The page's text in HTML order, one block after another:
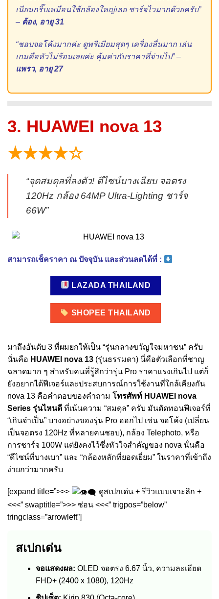
เนียนกริ๊บเหมือนใช้กล้องใหญ่เลย ชาร์จไวมากด้วยครับ”
– ต้อง, อายุ 31
“ชอบจอโค้งมากค่ะ ดูพรีเมียมสุดๆ เครื่องลื่นมาก เล่น
เกมคือหัวไม่ร้อนเลยค่ะ คุ้มค่ากับราคาที่จ่ายไป” –
แพรว, อายุ 27
3. HUAWEI nova 13
★★★★☆
“จุดสมดุลที่ลงตัว! ดีไซน์บางเฉียบ จอตรง
120Hz กล้อง 64MP Ultra-Lighting ชาร์จ
66W”
สามารถเช็คราคา ณ ปัจจุบัน และส่วนลดได้ที่ :
LAZADA THAILAND
SHOPEE THAILAND
มาถึงอันดับ 3 ที่ผมยกให้เป็น “รุ่นกลางขวัญใจมหาชน” ครับ
นั่นคือ HUAWEI nova 13 (รุ่นธรรมดา) นี่คือตัวเลือกที่ชาญ
ฉลาดมาก ๆ สำหรับคนที่รู้สึกว่ารุ่น Pro ราคาแรงเกินไป แต่ก็
ยังอยากได้ฟีเจอร์และประสบการณ์การใช้งานที่ใกล้เคียงกัน
nova 13 คือคำตอบของคำถาม โทรศัพท์ HUAWEI nova
Series รุ่นไหนดี ที่เน้นความ “สมดุล” ครับ มันตัดทอนฟีเจอร์ที่
“เกินจำเป็น” บางอย่างของรุ่น Pro ออกไป เช่น จอโค้ง (เปลี่ยน
เป็นจอตรง 120Hz ที่หลายคนชอบ), กล้อง Telephoto, หรือ
การชาร์จ 100W แต่ยังคงไว้ซึ่งหัวใจสำคัญของ nova นั่นคือ
“ดีไซน์ที่บางเบา” และ “กล้องหลักที่ยอดเยี่ยม” ในราคาที่เข้าถึง
ง่ายกว่ามากครับ
[expand title=”>>>
ดูสเปกเด่น + รีวิวแบบเจาะลึก +
<<<” swaptitle=”>>> ซ่อน <<<” trigpos=”below”
tringclass=”arrowleft”]
สเปกเด่น
จอแสดงผล: OLED จอตรง 6.67 นิ้ว, ความละเอียด
FHD+ (2400 x 1080), 120Hz